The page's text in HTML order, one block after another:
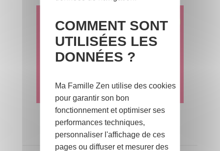
Voir tous les Jeux-Concours
PUBLICITÉ
COMMENT SONT
UTILISÉES LES
DONNÉES ?
Ma Famille Zen utilise des cookies
pour garantir son bon
fonctionnement et optimiser ses
performances techniques,
personnaliser l'affichage de ces
pages ou diffuser et mesurer des